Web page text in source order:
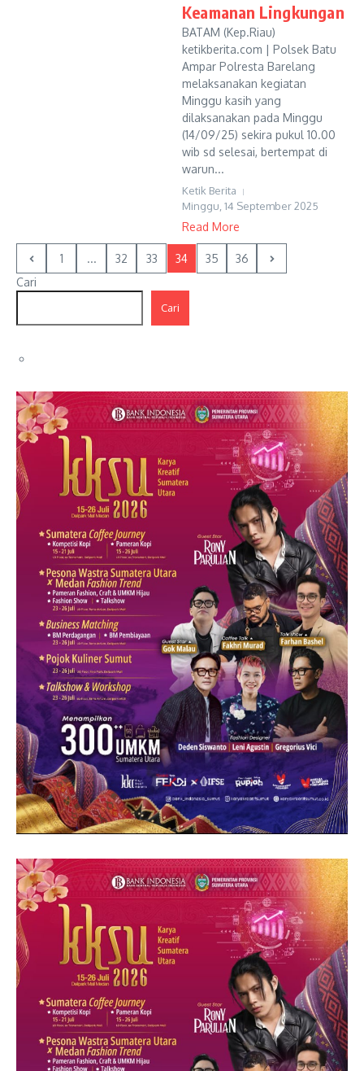
Keamanan Lingkungan
BATAM (Kep.Riau)
ketikberita.com | Polsek Batu
Ampar Polresta Barelang
melaksanakan kegiatan
Minggu kasih yang
dilaksanakan pada Minggu
(14/09/25) sekira pukul 10.00
wib sd selesai, bertempat di
warun...
Ketik Berita
Minggu, 14 September 2025
Read More
1 ... 32 33 34 35
36
Cari
Cari